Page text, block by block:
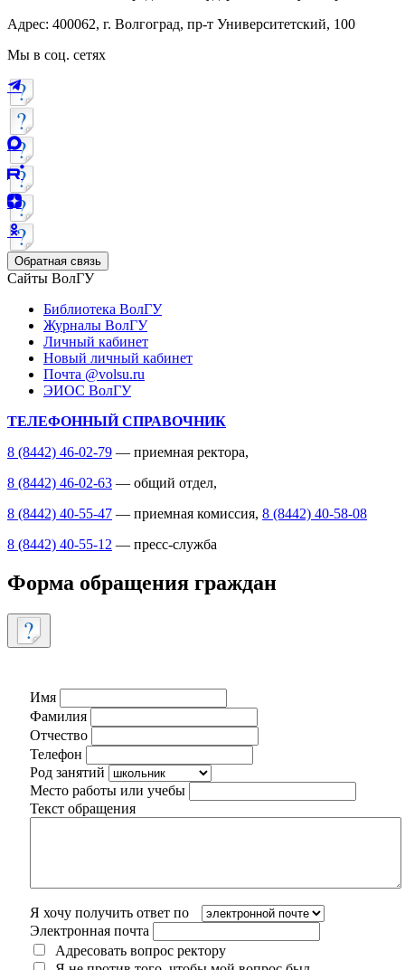
Адрес: 400062, г. Волгоград, пр-т Университетский, 100
Мы в соц. сетях
Обратная связь
Сайты ВолГУ
Библиотека ВолГУ
Журналы ВолГУ
Личный кабинет
Новый личный кабинет
Почта @volsu.ru
ЭИОС ВолГУ
ТЕЛЕФОННЫЙ СПРАВОЧНИК
8 (8442) 46-02-79 — приемная ректора,
8 (8442) 46-02-63 — общий отдел,
8 (8442) 40-55-47 — приемная комиссия, 8 (8442) 40-58-08
8 (8442) 40-55-12 — пресс-служба
Форма обращения граждан
Имя
Фамилия
Отчество
Телефон
Род занятий
Место работы или учебы
Текст обращения
Я хочу получить ответ по
Электронная почта
Адресовать вопрос ректору